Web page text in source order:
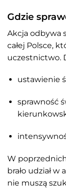
Gdzie
Akcja odbywa
całej Polsce,
uczestnictwo.
ustawienie
sprawność
W
brało udział
nie muszą